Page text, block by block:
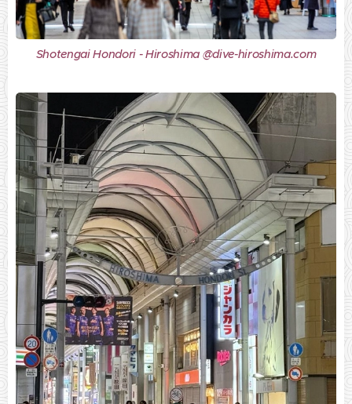
Shotengai Hondori - Hiroshima @dive-hiroshima.com